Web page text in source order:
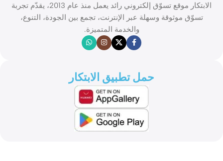
الابتكار موقع تسوّق إلكتروني رائد يعمل منذ عام 2013، يقدّم تجربة
تسوّق موثوقة وسهلة عبر الإنترنت، تجمع بين الجودة، التنوع،
والخدمة المتميزة.
حمل تطبيق الابتكار